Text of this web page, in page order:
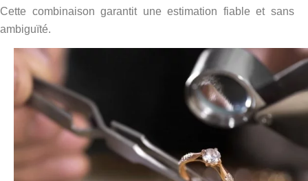
Cette combinaison garantit une estimation fiable et sans
ambiguïté.